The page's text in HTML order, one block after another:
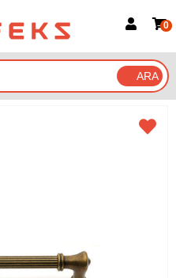
Google İle Bağlan
0